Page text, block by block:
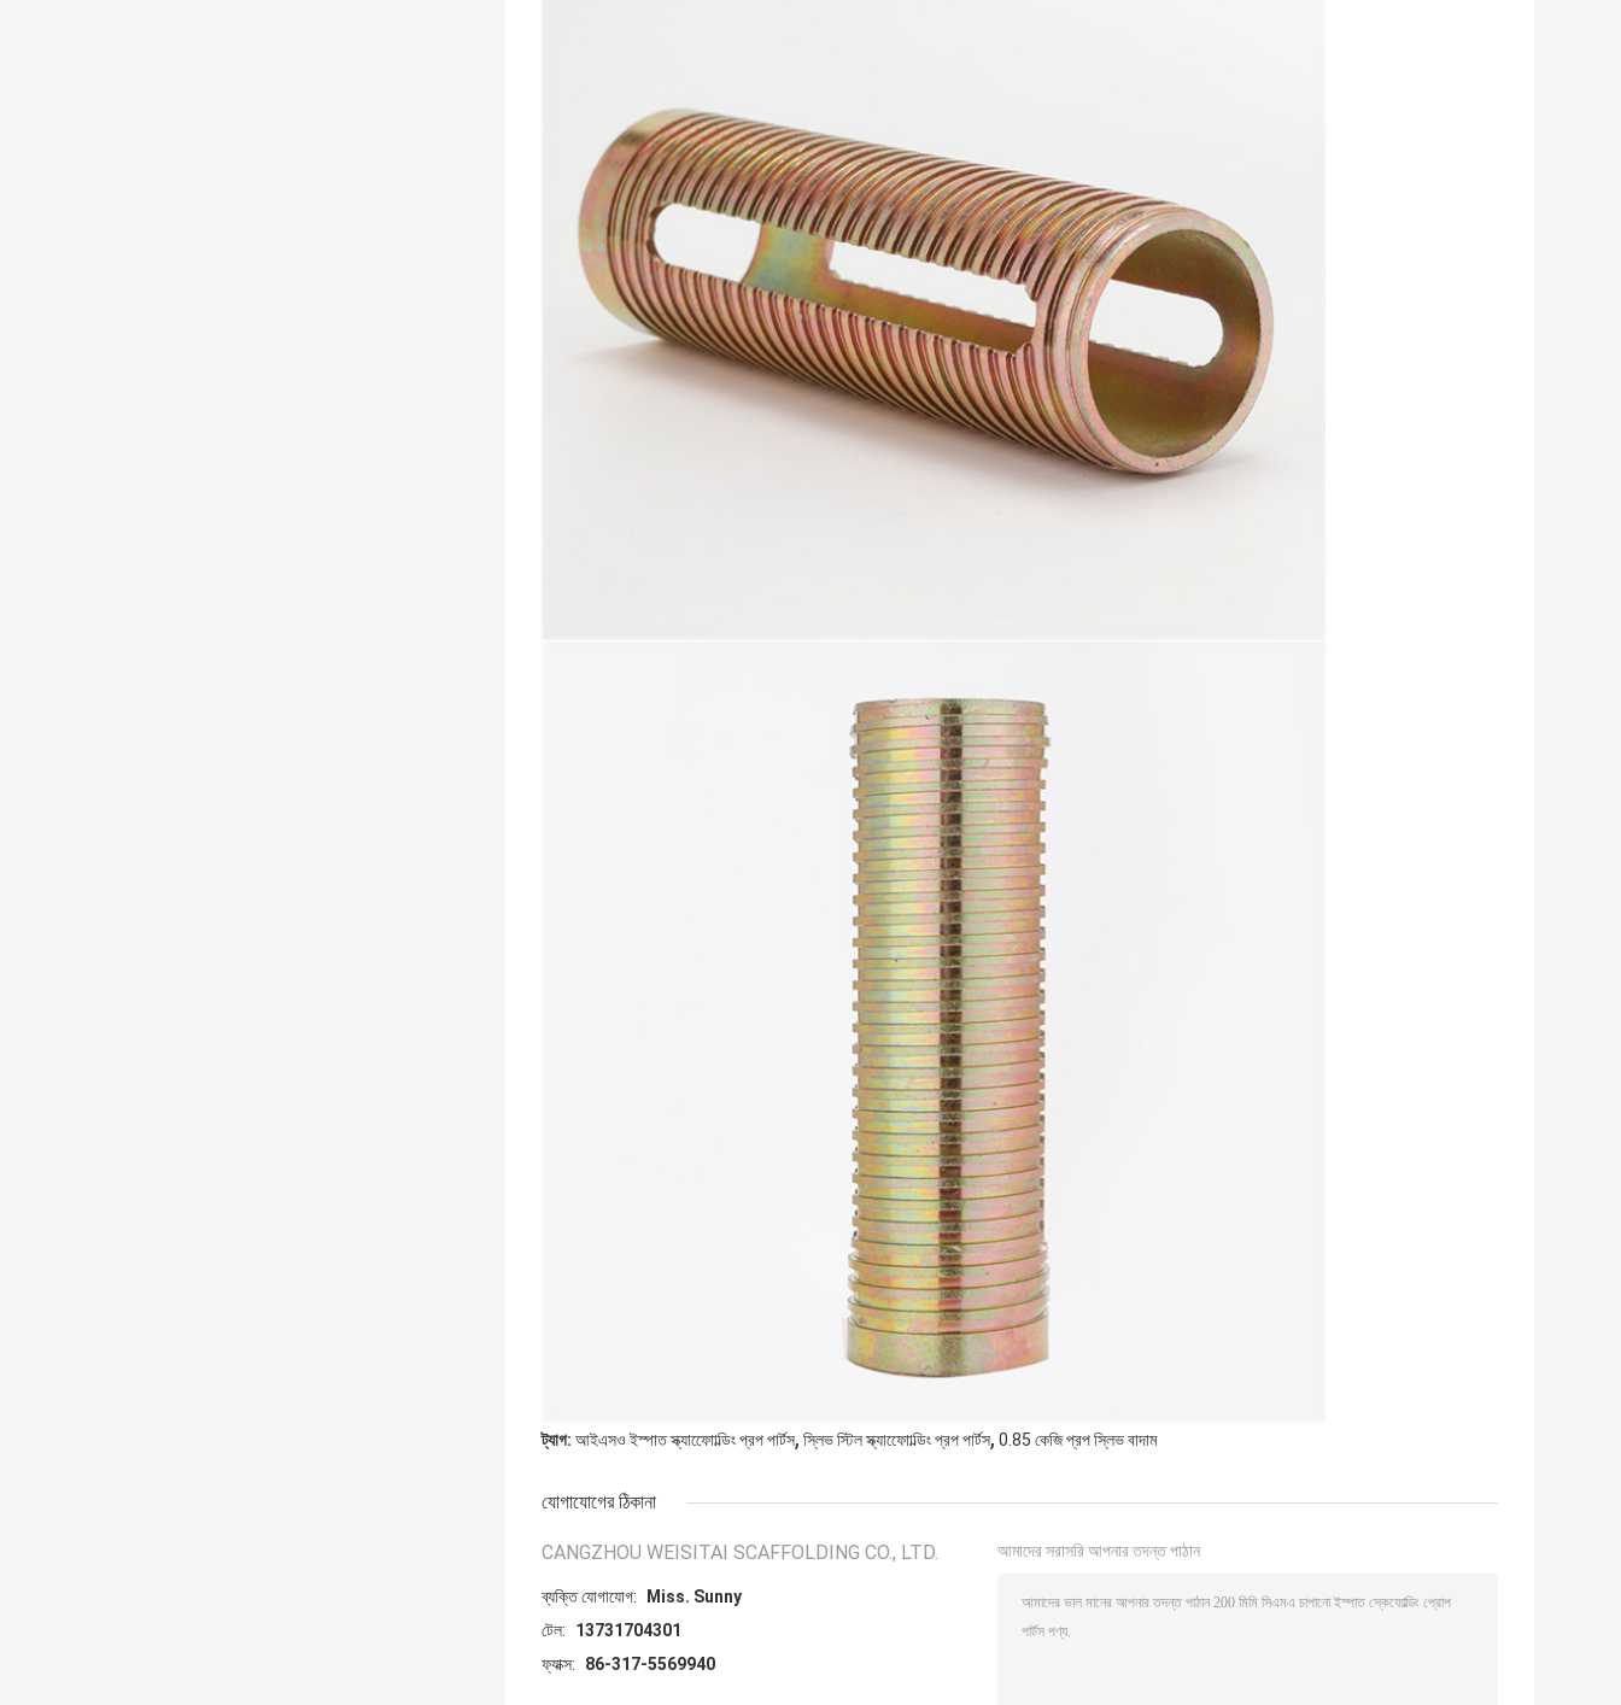
ট্যাগ: আইএসও ইস্পাত স্ক্যাফোোল্ডিং প্রপ পার্টস, স্লিভ স্টিল স্ক্যাফোোল্ডিং প্রপ পার্টস, 0.85 কেজি প্রপ স্লিভ বাদাম
যোগাযোগের ঠিকানা
CANGZHOU WEISITAI SCAFFOLDING CO., LTD.
ব্যক্তি যোগাযোগ:
Miss. Sunny
টেল:
13731704301
ফ্যাক্স:
86-317-5569940
আমাদের সরাসরি আপনার তদন্ত পাঠান